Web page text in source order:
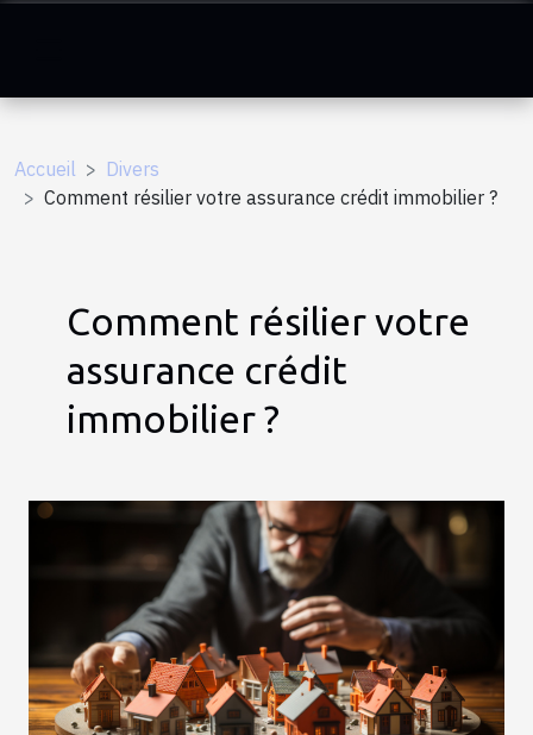
Accueil
Divers
Comment résilier votre assurance crédit immobilier ?
Comment résilier votre
assurance crédit
immobilier ?